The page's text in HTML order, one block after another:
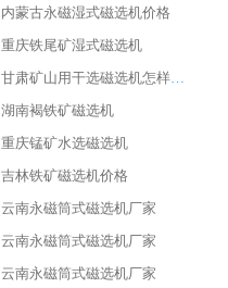
内蒙古永磁湿式磁选机价格
重庆铁尾矿湿式磁选机
甘肃矿山用干选磁选机怎样调磁
湖南褐铁矿磁选机
重庆锰矿水选磁选机
吉林铁矿磁选机价格
云南永磁筒式磁选机厂家
云南永磁筒式磁选机厂家
云南永磁筒式磁选机厂家